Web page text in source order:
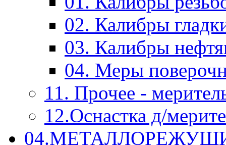
02. Калибры
03. Калибры
04. Меры
11. Прочее -
12.Оснастка д/